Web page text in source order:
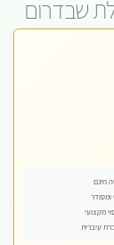
שבדרום
חינם
ומסודר
מקצועי
עיברית